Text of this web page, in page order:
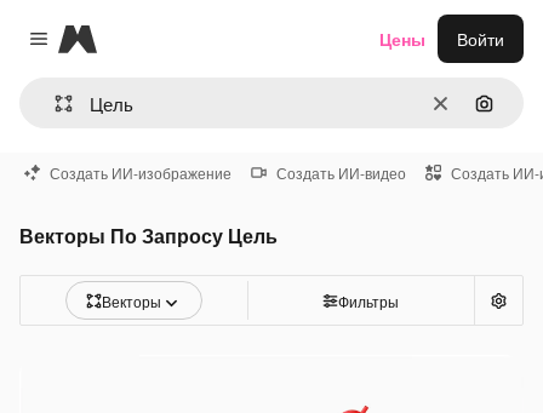
Close menu
Magnific
ОчиститьПоиск
Цены Войти
Создать ИИ-изображение Создать ИИ-видео Создать ИИ-
Векторы По Запросу Цель
Векторы Фильтры